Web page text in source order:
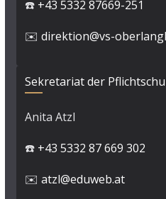
☎️ +43 5332 87669-251
✉️ direktion@vs-
Sekretariat der
Anita Atzl
☎️ +43 5332 87 669 302
✉️ atzl@eduweb.at